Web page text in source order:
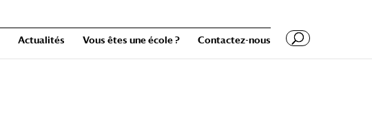
Actualités Vous êtes une école ? Contactez-nous